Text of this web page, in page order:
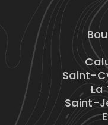
Saint-
La
Saint-